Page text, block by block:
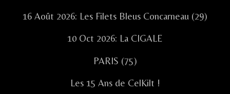
16 Août 2026: Les Filets Bleus Concarneau (29)
10 Oct 2026: La CIGALE
PARIS (75)
Les 15 Ans de CelKilt !